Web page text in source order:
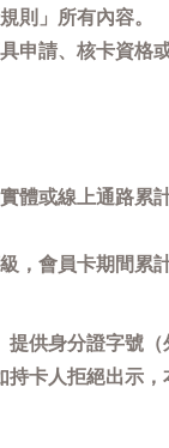
則」所有內容。
申請、核卡資格
體或線上通路累
，會員卡期間累
供身分證字號（
持卡人拒絕出示